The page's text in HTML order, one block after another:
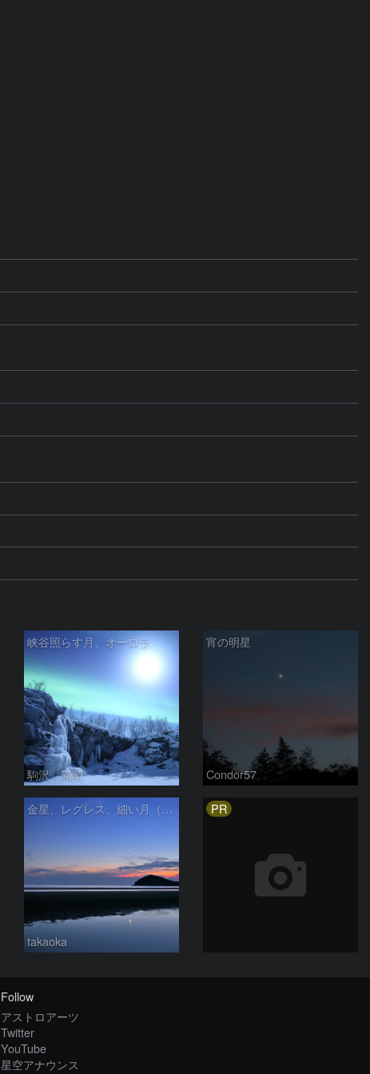
峡谷照らす月、オーロラ
駒沢 満晴
宵の明星
Condor57
金星、レグレス、細い月（７月１６日）
takaoka
PR
Follow
アストロアーツ
Twitter
YouTube
星空アナウンス